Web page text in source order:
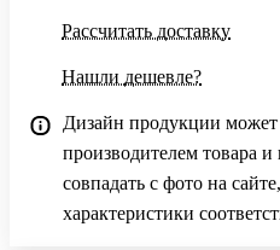
Рассчитать доставку
Нашли дешевле?
Дизайн продукции
производителем товара и
совпадать с фото на
характеристики